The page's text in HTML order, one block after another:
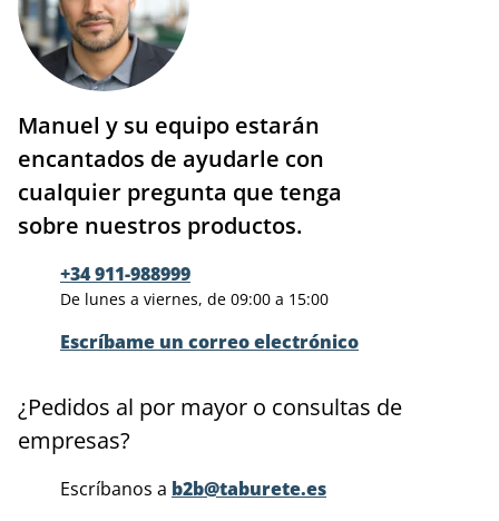
Manuel y su equipo estarán
encantados de ayudarle con
cualquier pregunta que tenga
sobre nuestros productos.
+34 911-988999
De lunes a viernes, de 09:00 a 15:00
Escríbame un correo electrónico
¿Pedidos al por mayor o consultas de
empresas?
Escríbanos a b2b@taburete.es